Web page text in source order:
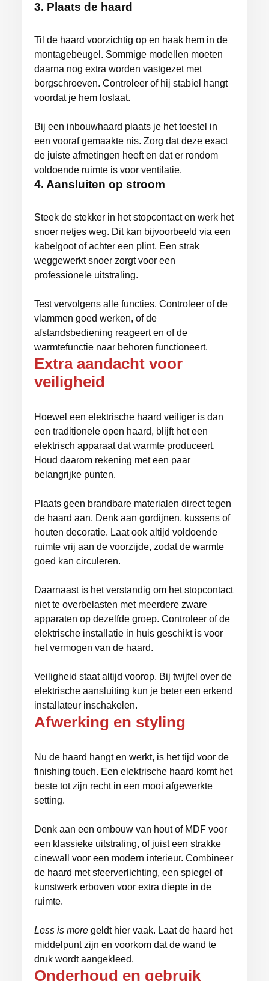
3. Plaats de haard
Til de haard voorzichtig op en haak hem in de
montagebeugel. Sommige modellen moeten
daarna nog extra worden vastgezet met
borgschroeven. Controleer of hij stabiel hangt
voordat je hem loslaat.
Bij een inbouwhaard plaats je het toestel in
een vooraf gemaakte nis. Zorg dat deze exact
de juiste afmetingen heeft en dat er rondom
voldoende ruimte is voor ventilatie.
4. Aansluiten op stroom
Steek de stekker in het stopcontact en werk het
snoer netjes weg. Dit kan bijvoorbeeld via een
kabelgoot of achter een plint. Een strak
weggewerkt snoer zorgt voor een
professionele uitstraling.
Test vervolgens alle functies. Controleer of de
vlammen goed werken, of de
afstandsbediening reageert en of de
warmtefunctie naar behoren functioneert.
Extra aandacht voor
veiligheid
Hoewel een elektrische haard veiliger is dan
een traditionele open haard, blijft het een
elektrisch apparaat dat warmte produceert.
Houd daarom rekening met een paar
belangrijke punten.
Plaats geen brandbare materialen direct tegen
de haard aan. Denk aan gordijnen, kussens of
houten decoratie. Laat ook altijd voldoende
ruimte vrij aan de voorzijde, zodat de warmte
goed kan circuleren.
Daarnaast is het verstandig om het stopcontact
niet te overbelasten met meerdere zware
apparaten op dezelfde groep. Controleer of de
elektrische installatie in huis geschikt is voor
het vermogen van de haard.
Veiligheid staat altijd voorop. Bij twijfel over de
elektrische aansluiting kun je beter een erkend
installateur inschakelen.
Afwerking en styling
Nu de haard hangt en werkt, is het tijd voor de
finishing touch. Een elektrische haard komt het
beste tot zijn recht in een mooi afgewerkte
setting.
Denk aan een ombouw van hout of MDF voor
een klassieke uitstraling, of juist een strakke
cinewall voor een modern interieur. Combineer
de haard met sfeerverlichting, een spiegel of
kunstwerk erboven voor extra diepte in de
ruimte.
Less is more geldt hier vaak. Laat de haard het
middelpunt zijn en voorkom dat de wand te
druk wordt aangekleed.
Onderhoud en gebruik